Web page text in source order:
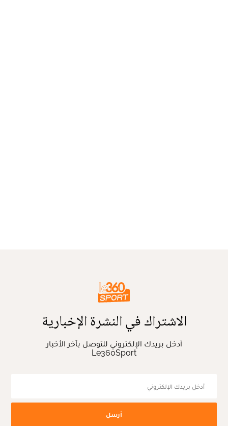
الاشتراك في النشرة الإخبارية
أدخل بريدك الإلكتروني للتوصل بآخر الأخبار
Le360Sport
أرسل